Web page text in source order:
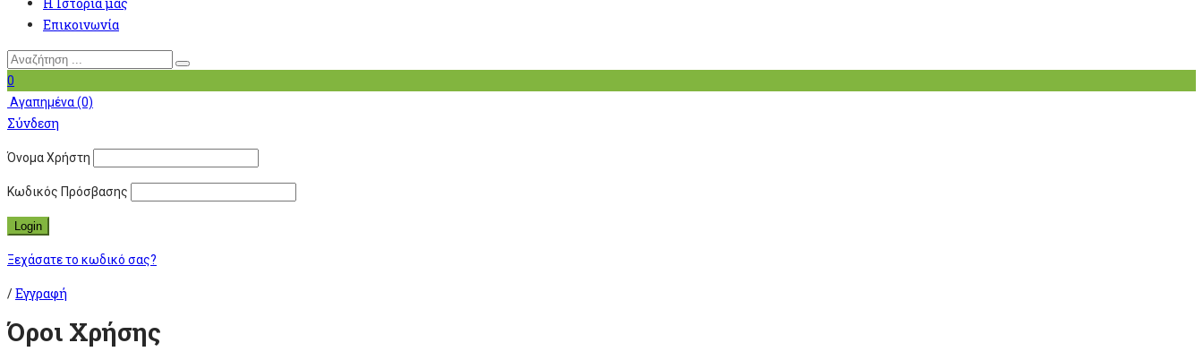
Επικοινωνία
0
Αγαπημένα(0)
Σύνδεση
Όνομα Χρήστη
Κωδικός Πρόσβασης
Ξεχάσατε το κωδικό σας?
/Εγγραφή
Όροι Χρήσης